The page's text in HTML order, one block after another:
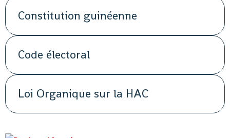
Constitution guinéenne
Code électoral
Loi Organique sur la HAC